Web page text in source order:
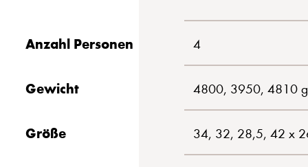
Anzahl Personen 4
Gewicht 4800, 3950, 4810 g
Größe 34, 32, 28,5, 42 x